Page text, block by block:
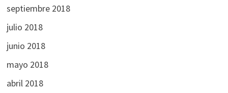
septiembre 2018
julio 2018
junio 2018
mayo 2018
abril 2018